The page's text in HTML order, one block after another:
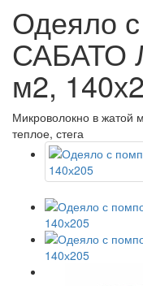
Одеяло
САБАТО
м2,
Микроволокно в жатой
теплое, стега